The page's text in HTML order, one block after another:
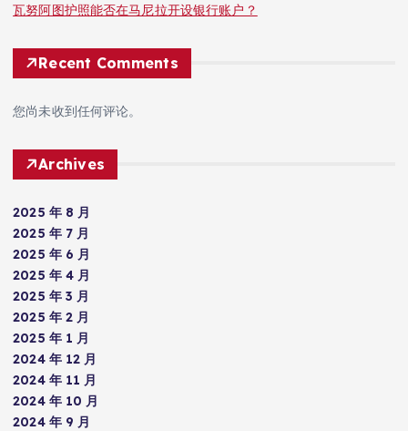
瓦努阿图护照能否在马尼拉开设银行账户？
Recent Comments
您尚未收到任何评论。
Archives
2025 年 8 月
2025 年 7 月
2025 年 6 月
2025 年 4 月
2025 年 3 月
2025 年 2 月
2025 年 1 月
2024 年 12 月
2024 年 11 月
2024 年 10 月
2024 年 9 月